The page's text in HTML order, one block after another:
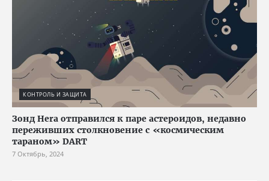
КОНТРОЛЬ И ЗАЩИТА
Зонд Hera отправился к паре астероидов, недавно
переживших столкновение с «космическим
тараном» DART
7 Октябрь, 2024